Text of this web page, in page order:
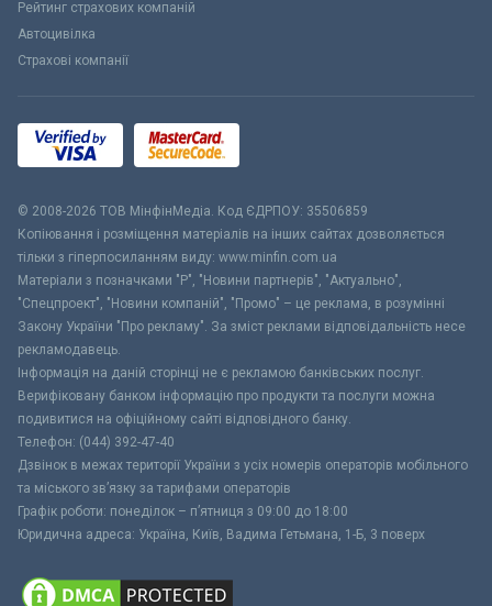
Рейтинг страхових компаній
Автоцивілка
Страхові компанії
© 2008-2026 ТОВ МiнфiнМедiа. Код ЄДРПОУ: 35506859
Копіювання і розміщення матеріалів на інших сайтах дозволяється
тільки з гіперпосиланням виду: www.minfin.com.ua
Матеріали з позначками "Р", "Новини партнерів", "Актуально",
"Спецпроект", "Новини компаній", "Промо" – це реклама, в розумінні
Закону України "Про рекламу". За зміст реклами відповідальність несе
рекламодавець.
Інформація на даній сторінці не є рекламою банківських послуг.
Верифіковану банком інформацію про продукти та послуги можна
подивитися на офіційному сайті відповідного банку.
Телефон: (044) 392-47-40
Дзвінок в межах території України з усіх номерів операторів мобільного
та міського зв’язку за тарифами операторів
Графік роботи: понеділок – п’ятниця з 09:00 до 18:00
Юридична адреса: Україна, Київ, Вадима Гетьмана, 1-Б, 3 поверх